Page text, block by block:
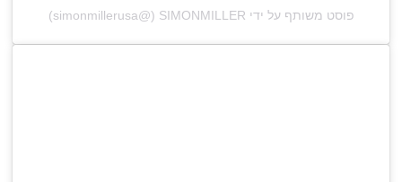
פוסט משותף על ידי ‏‎SIMONMILLER‎‏ (@‏‎simonmillerusa‎‏)